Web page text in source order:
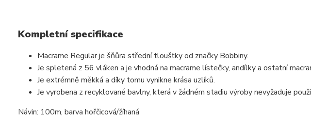
Kompletní specifikace
Macrame Regular je šňůra střední tloušťky od značky Bobbiny.
Je spletená z 56 vláken a je vhodná na macrame lístečky, andílky a ostatní
Je extrémně měkká a díky tomu vynikne krása uzlíků.
Je vyrobena z recyklované bavlny, která v žádném stadiu výroby nevyžaduje
Návin: 100m, barva hořčicová/žíhaná